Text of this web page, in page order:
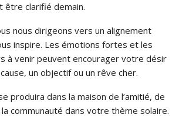
être clarifié demain.
nous dirigeons vers un alignement
inspire. Les émotions fortes et les
à venir peuvent encourager votre désir
un objectif ou un rêve cher.
produira dans la maison de l’amitié, de
communauté dans votre thème solaire.